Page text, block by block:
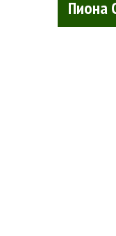
Пиона